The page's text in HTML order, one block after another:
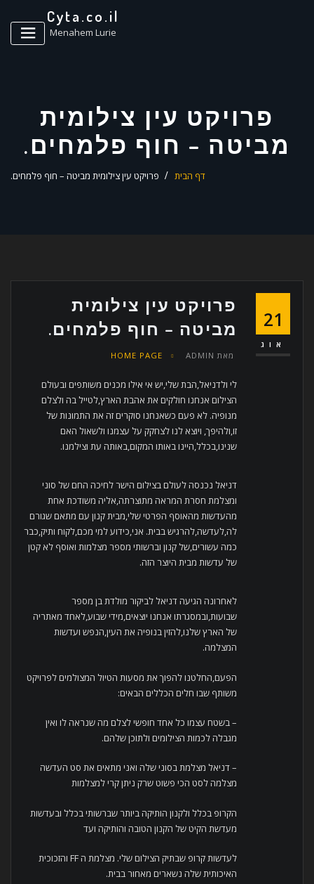
Cyta.co.il
Menahem Lurie
פרויקט עין צילומית
מביטה – חוף פלמחים.
דף הבית פרויקט עין צילומית מביטה – חוף פלמחים.
21
אוג
פרויקט עין צילומית
מביטה – חוף פלמחים.
מאת ADMIN
HOME PAGE
לי ולדניאל,הבת שלי,יש אי אילו מכנים משותפים ובעולם
הצילום אנחנו חולקים את אהבת הארץ,לטייל בה ולצלם
מנופיה. לא פעם כשאנחנו סוקרים זה את התמונות של
זו,ולהיפך, ויוצא לנו לצחקק על עצמנו ולשאול האם
שנינו,בכלל,היינו באותו המקום,באותה עת וצילמנו.
דניאל נכנסה לעולם בצילום הישר לחיכה החם של סוני
ומצלמת חסרת המראה מתוצרתה,אליה משודכת אחת
מהעדשות מהאוסף הפרטי שלי,מבית קנון עם מתאם שגורם
לה,לעדשה,להרגיש בבית. אני,כידוע למי מכם,לקוח ותיק,כבר
כמה עשורים,של קנון וברשותי מספר מצלמות ואוסף לא קטן
של עדשות מבית היוצר הזה.
לאחרונה הגיעה דניאל לביקור מולדת בן מספר
שבועות,ובמסגרתו אנחנו יוצאים,מידי שבוע,לאחד מאתריה
של הארץ שלנו,להזין בנופיה את העין,הנפש ועדשות
המצלמה.
הפעם,החלטנו להפוך את מסעות הטיול המצולמים לפרויקט
משותף שבו חלים הכללים הבאים:
– בשטח עצמו כל אחד חופשי לצלם מה שנראה לו ואין
מגבלה לכמות הצילומים ולתוכן שלהם.
– דניאל מצלמת בסוני שלה ואני מתאים את סט העדשה
מצלמה לסט הכי פשוט שרק ניתן קרי למצלמות
הקרופ בכלל ולקנון הותיקה ביותר שברשותי בכלל ובעדשות
מעדשת הקיט של הקנון הטובה והותיקה ועד
לעדשות קרופ שבתיק הצילום שלי. מצלמת ה FF והזכוכית
האיכותית שלה נשארים מאחור בבית.